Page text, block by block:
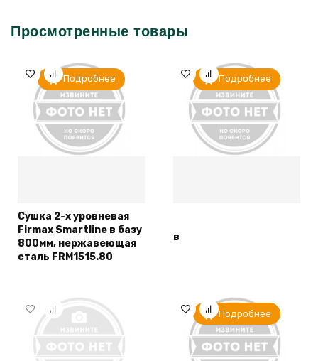
Просмотренные товары
Подробнее
Сушка 2-х уровневая
Firmax Smartline в базу
800мм, нержавеющая
сталь FRM1515.80
Подробнее
в
Подробнее